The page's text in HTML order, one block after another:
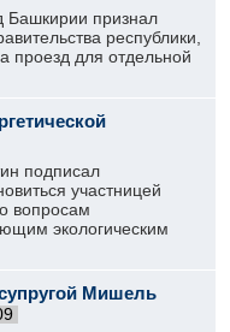
Башкирии признал
республики,
проезд для отдельной
подписал
участницей
вопросам
экологическим
Мишель